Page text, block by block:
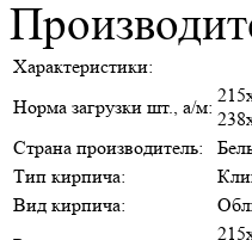
Характеристики:
Норма загрузки шт., а/м:
Страна производитель:
Тип кирпича:
Вид кирпича: